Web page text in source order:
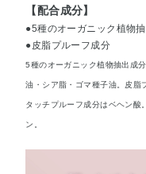
【配合成分】
●5種のオーガニック植物
●皮脂プルーフ成分
5種のオーガニック植物抽出成
油・シア脂・ゴマ種子油。皮脂
タッチプルーフ成分はベヘン酸
ン。